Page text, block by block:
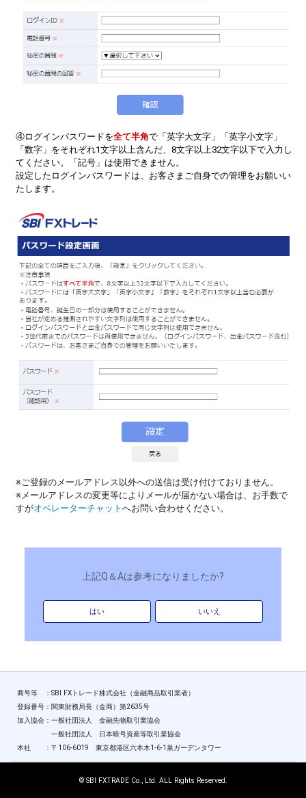
④ログインパスワードを全て半角で「英字大文字」「英字小文字」
「数字」をそれぞれ1文字以上含んだ、8文字以上32文字以下で入力し
てください。「記号」は使用できません。
設定したログインパスワードは、お客さまご自身での管理をお願いい
たします。
※ご登録のメールアドレス以外への送信は受け付けておりません。
※メールアドレスの変更等によりメールが届かない場合は、お手数で
すがオペレーターチャット へお問い合わせください。
上記Q＆Aは参考になりましたか?
はい いいえ
商号等 ：SBI FXトレード株式会社（金融商品取引業者）
登録番号：関東財務局長（金商）第2635号
加入協会：一般社団法人 金融先物取引業協会
一般社団法人 日本暗号資産等取引業協会
本社 ：〒106-6019 東京都港区六本木1-6-1泉ガーデンタワー
© SBI FXTRADE Co., Ltd. ALL Rights Reserved.